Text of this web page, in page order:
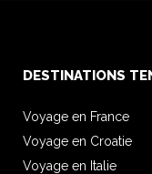
DESTINATIONS
Voyage en France
Voyage en Croatie
Voyage en Italie